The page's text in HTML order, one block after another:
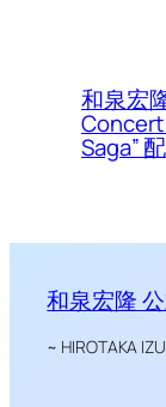
和泉宏
Saga”
和泉宏隆
~ HIROTAKA